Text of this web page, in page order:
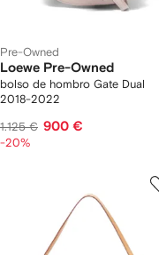
Pre-Owned
Loewe Pre-Owned
bolso de hombro Gate Dual
2018-2022
1.125 € 900 €
-20%